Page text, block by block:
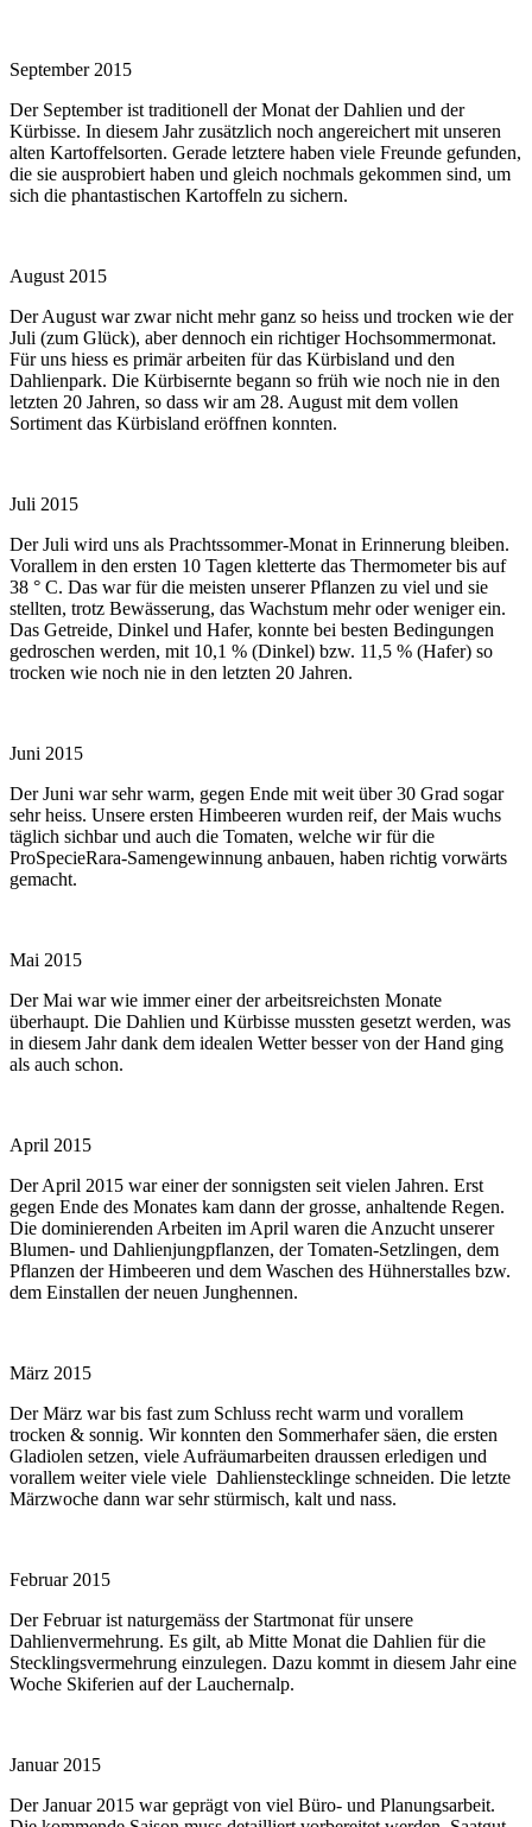
September 2015
Der September ist traditionell der Monat der Dahlien und der
Kürbisse. In diesem Jahr zusätzlich noch angereichert mit unseren
alten Kartoffelsorten. Gerade letztere haben viele Freunde gefunden,
die sie ausprobiert haben und gleich nochmals gekommen sind, um
sich die phantastischen Kartoffeln zu sichern.
August 2015
Der August war zwar nicht mehr ganz so heiss und trocken wie der
Juli (zum Glück), aber dennoch ein richtiger Hochsommermonat.
Für uns hiess es primär arbeiten für das Kürbisland und den
Dahlienpark. Die Kürbisernte begann so früh wie noch nie in den
letzten 20 Jahren, so dass wir am 28. August mit dem vollen
Sortiment das Kürbisland eröffnen konnten.
Juli 2015
Der Juli wird uns als Prachtssommer-Monat in Erinnerung bleiben.
Vorallem in den ersten 10 Tagen kletterte das Thermometer bis auf
38 ° C. Das war für die meisten unserer Pflanzen zu viel und sie
stellten, trotz Bewässerung, das Wachstum mehr oder weniger ein.
Das Getreide, Dinkel und Hafer, konnte bei besten Bedingungen
gedroschen werden, mit 10,1 % (Dinkel) bzw. 11,5 % (Hafer) so
trocken wie noch nie in den letzten 20 Jahren.
Juni 2015
Der Juni war sehr warm, gegen Ende mit weit über 30 Grad sogar
sehr heiss. Unsere ersten Himbeeren wurden reif, der Mais wuchs
täglich sichbar und auch die Tomaten, welche wir für die
ProSpecieRara-Samengewinnung anbauen, haben richtig vorwärts
gemacht.
Mai 2015
Der Mai war wie immer einer der arbeitsreichsten Monate
überhaupt. Die Dahlien und Kürbisse mussten gesetzt werden, was
in diesem Jahr dank dem idealen Wetter besser von der Hand ging
als auch schon.
April 2015
Der April 2015 war einer der sonnigsten seit vielen Jahren. Erst
gegen Ende des Monates kam dann der grosse, anhaltende Regen.
Die dominierenden Arbeiten im April waren die Anzucht unserer
Blumen- und Dahlienjungpflanzen, der Tomaten-Setzlingen, dem
Pflanzen der Himbeeren und dem Waschen des Hühnerstalles bzw.
dem Einstallen der neuen Junghennen.
März 2015
Der März war bis fast zum Schluss recht warm und vorallem
trocken & sonnig. Wir konnten den Sommerhafer säen, die ersten
Gladiolen setzen, viele Aufräumarbeiten draussen erledigen und
vorallem weiter viele viele Dahlienstecklinge schneiden. Die letzte
Märzwoche dann war sehr stürmisch, kalt und nass.
Februar 2015
Der Februar ist naturgemäss der Startmonat für unsere
Dahlienvermehrung. Es gilt, ab Mitte Monat die Dahlien für die
Stecklingsvermehrung einzulegen. Dazu kommt in diesem Jahr eine
Woche Skiferien auf der Lauchernalp.
Januar 2015
Der Januar 2015 war geprägt von viel Büro- und Planungsarbeit.